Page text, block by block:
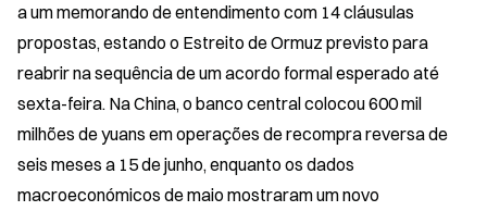
a um memorando de entendimento com 14 cláusulas
propostas, estando o Estreito de Ormuz previsto para
reabrir na sequência de um acordo formal esperado até
sexta-feira. Na China, o banco central colocou 600 mil
milhões de yuans em operações de recompra reversa de
seis meses a 15 de junho, enquanto os dados
macroeconómicos de maio mostraram um novo